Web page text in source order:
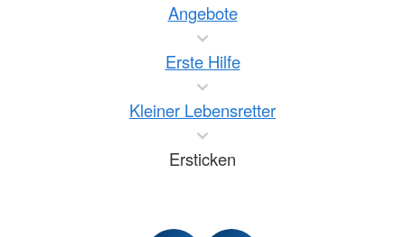
Angebote
Erste Hilfe
Kleiner Lebensretter
Ersticken